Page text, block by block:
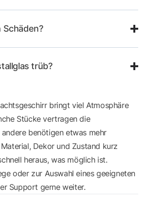
Schäden?
trüb?
bringt viel Atmosphäre
Stücke vertragen die
benötigen etwas mehr
Dekor und Zustand kurz
heraus, was möglich ist.
oder zur Auswahl eines geeigneten
Support gerne weiter.